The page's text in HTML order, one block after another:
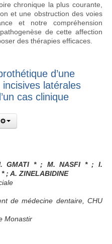
chronique la plus courante,
et une obstruction des voies
et notre compréhension
de cette affection
des thérapies efficaces.
d’une
latérales
cas clinique
GMATI * ; M. NASFI * ; I.
; A. ZINELABIDINE
de médecine dentaire, CHU
Monastir